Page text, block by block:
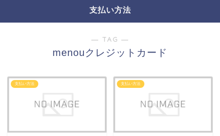
支払い方法
― TAG ―
menouクレジットカード
支払い方法 支払い方法